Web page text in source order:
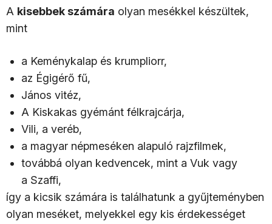
A kisebbek számára olyan mesékkel készültek,
mint
a Keménykalap és krumpliorr,
az Égigérő fű,
János vitéz,
A Kiskakas gyémánt félkrajcárja,
Vili, a veréb,
a magyar népmeséken alapuló rajzfilmek,
továbbá olyan kedvencek, mint a Vuk vagy
a Szaffi,
így a kicsik számára is találhatunk a gyűjteményben
olyan meséket, melyekkel egy kis érdekességet